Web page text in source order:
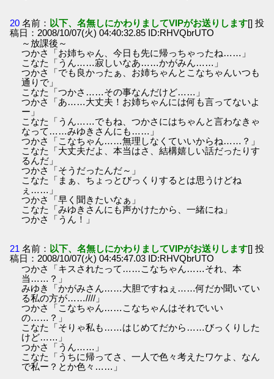
20 名前： 以下、名無しにかわりましてVIPがお送りします[] 投
稿日：2008/10/07(火) 04:40:32.85 ID:RHVQbrUTO
～放課後～
つかさ「お姉ちゃん、今日も先に帰っちゃったね……」
こなた「うん……寂しいなあ……かがみん……」
つかさ「でも良かったぁ、お姉ちゃんとこなちゃんいつも
通りで」
こなた「つかさ……その事なんだけど……」
つかさ「あ……大丈夫！お姉ちゃんには何も言ってないよ
ー」
こなた「うん……でもね、つかさにはちゃんと言わなきゃ
なって……みゆきさんにも……」
つかさ「こなちゃん……無理しなくていいからね……？」
こなた「大丈夫だよ、本当はさ、結構嬉しい話だったりす
るんだ」
つかさ「そうだったんだ～」
こなた「まぁ、ちょっとびっくりするとは思うけどね
ぇ……」
つかさ「早く聞きたいなぁ」
こなた「みゆきさんにも声かけたから、一緒にね」
つかさ「うん！」
21 名前： 以下、名無しにかわりましてVIPがお送りします[] 投
稿日：2008/10/07(火) 04:45:47.03 ID:RHVQbrUTO
つかさ「キスされたって……こなちゃん……それ、本
当……？」
みゆき「かがみさん……大胆ですねぇ……何だか聞いてい
る私の方が……////」
つかさ「こなちゃん……こなちゃんはそれでいい
の……？」
こなた「そりゃ私も……はじめてだから……びっくりした
けど……」
つかさ「うん……」
こなた「うちに帰ってさ、一人で色々考えたワケよ、なん
で私ー？とか色々……」